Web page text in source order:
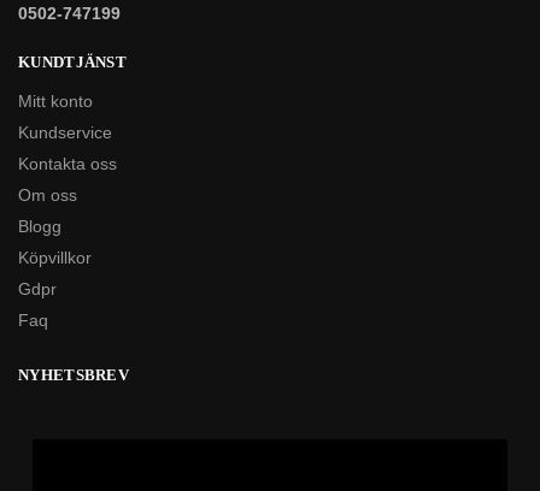
0502-747199
KUNDTJÄNST
Mitt konto
Kundservice
Kontakta oss
Om oss
Blogg
Köpvillkor
Gdpr
Faq
NYHETSBREV